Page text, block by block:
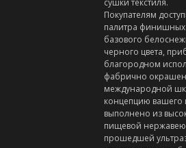
сушки текстиля.
Покупателям
палитра
базового
черного цвета,
благородном
фабрично окрашен
международной
концепцию вашего
выполнено из
пищевой
прошедшей